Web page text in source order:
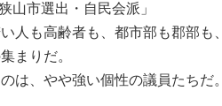
山市選出・自民会派」
人も高齢者も、都市部も郡部も、
まりだ。
は、やや強い個性の議員たちだ。